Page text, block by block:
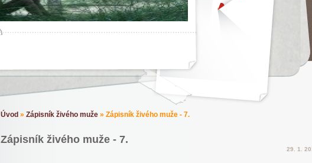
Úvod » Zápisník živého muže» Zápisník živého muže - 7.
Zápisník živého muže - 7.
29. 1.